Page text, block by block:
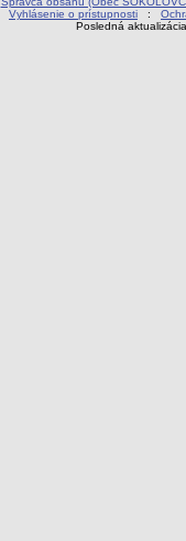
Vyhlásenie o prístupnosti :
Posledná